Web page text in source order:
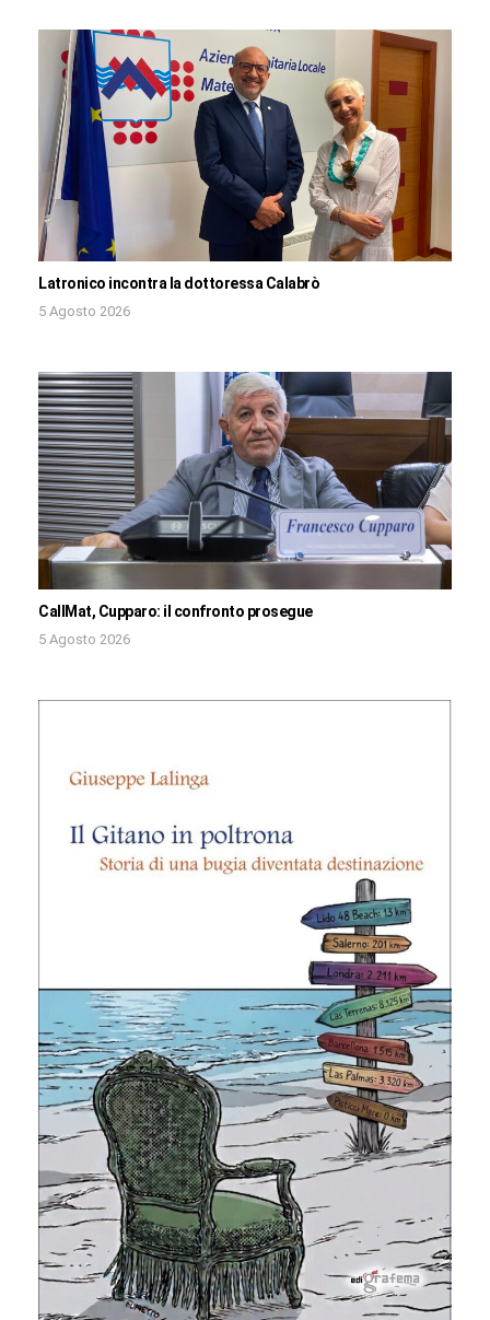
Latronico incontra la dottoressa Calabrò
5 Agosto 2026
CallMat, Cupparo: il confronto prosegue
5 Agosto 2026